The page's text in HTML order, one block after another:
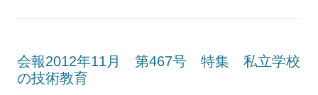
会報2012年11月 第467号 特集 私立学校
の技術教育